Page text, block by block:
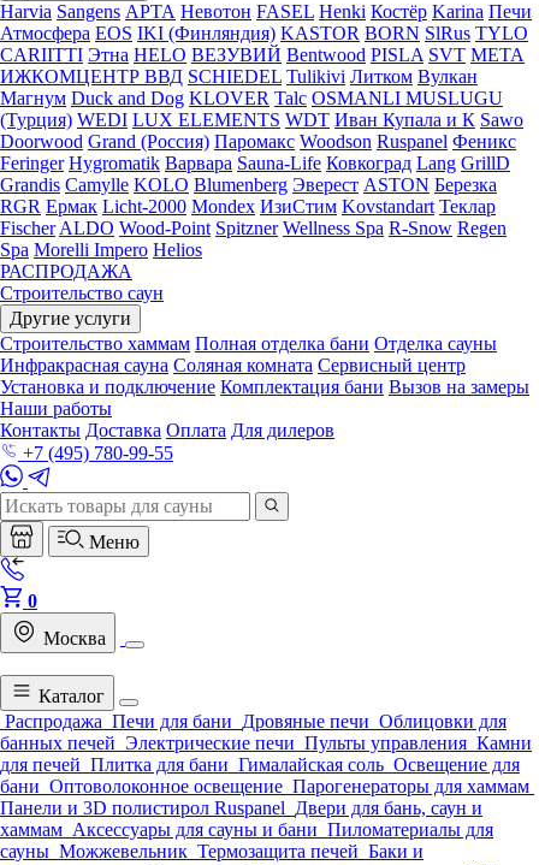
Harvia Sangens АРТА Невотон FASEL Henki Костёр Karina Печи
Атмосфера EOS IKI (Финляндия) KASTOR BORN SlRus TYLO
CARIITTI Этна HELO ВЕЗУВИЙ Bentwood PISLA SVT МЕТА
ИЖКОМЦЕНТР ВВД SCHIEDEL Tulikivi Литком Вулкан
Магнум Duck and Dog KLOVER Talc OSMANLI MUSLUGU
(Турция) WEDI LUX ELEMENTS WDT Иван Купала и К Sawo
Doorwood Grand (Россия) Паромакс Woodson Ruspanel Феникс
Feringer Hygromatik Варвара Sauna-Life Ковкоград Lang GrillD
Grandis Camylle KOLO Blumenberg Эверест ASTON Березка
RGR Ермак Licht-2000 Mondex ИзиСтим Kovstandart Теклар
Fischer ALDO Wood-Point Spitzner Wellness Spa R-Snow Regen
Spa Morelli Impero Helios
РАСПРОДАЖА
Строительство саун
Другие услуги
Строительство хаммам Полная отделка бани Отделка сауны
Инфракрасная сауна Соляная комната Сервисный центр
Установка и подключение Комплектация бани Вызов на замеры
Наши работы
Контакты Доставка Оплата Для дилеров
+7 (495) 780-99-55
Меню
0
Москва
Каталог
Распродажа Печи для бани Дровяные печи Облицовки для
банных печей Электрические печи Пульты управления Камни
для печей Плитка для бани Гималайская соль Освещение для
бани Оптоволоконное освещение Парогенераторы для хаммам
Панели и 3D полистирол Ruspanel Двери для бань, саун и
хаммам Аксессуары для сауны и бани Пиломатериалы для
сауны Можжевельник Термозащита печей Баки и